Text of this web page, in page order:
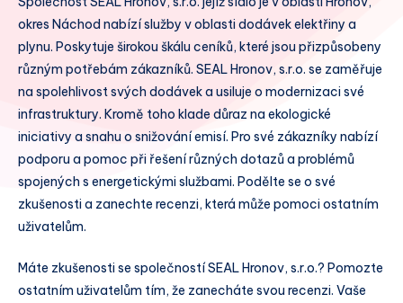
okres Náchod nabízí služby v oblasti dodávek elektřiny a
plynu. Poskytuje širokou škálu ceníků, které jsou přizpůsobeny
různým potřebám zákazníků. SEAL Hronov, s.r.o. se zaměřuje
na spolehlivost svých dodávek a usiluje o modernizaci své
infrastruktury. Kromě toho klade důraz na ekologické
iniciativy a snahu o snižování emisí. Pro své zákazníky nabízí
podporu a pomoc při řešení různých dotazů a problémů
spojených s energetickými službami. Podělte se o své
zkušenosti a zanechte recenzi, která může pomoci ostatním
uživatelům.
Máte zkušenosti se společností SEAL Hronov, s.r.o.? Pomozte
ostatním uživatelům tím, že zanecháte svou recenzi. Vaše